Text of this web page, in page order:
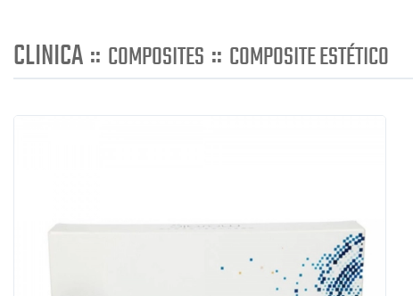
CLINICA :: COMPOSITES :: COMPOSITE ESTÉTICO